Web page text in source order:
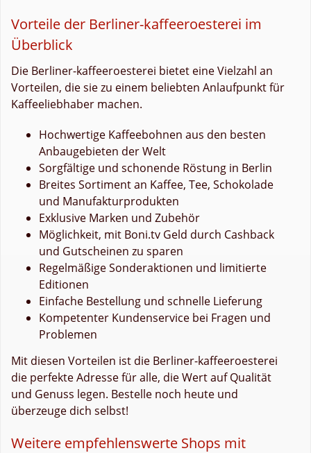
Vorteile der Berliner-kaffeeroesterei im
Überblick
Die Berliner-kaffeeroesterei bietet eine Vielzahl an
Vorteilen, die sie zu einem beliebten Anlaufpunkt für
Kaffeeliebhaber machen.
Hochwertige Kaffeebohnen aus den besten
Anbaugebieten der Welt
Sorgfältige und schonende Röstung in Berlin
Breites Sortiment an Kaffee, Tee, Schokolade
und Manufakturprodukten
Exklusive Marken und Zubehör
Möglichkeit, mit Boni.tv Geld durch Cashback
und Gutscheinen zu sparen
Regelmäßige Sonderaktionen und limitierte
Editionen
Einfache Bestellung und schnelle Lieferung
Kompetenter Kundenservice bei Fragen und
Problemen
Mit diesen Vorteilen ist die Berliner-kaffeeroesterei
die perfekte Adresse für alle, die Wert auf Qualität
und Genuss legen. Bestelle noch heute und
überzeuge dich selbst!
Weitere empfehlenswerte Shops mit